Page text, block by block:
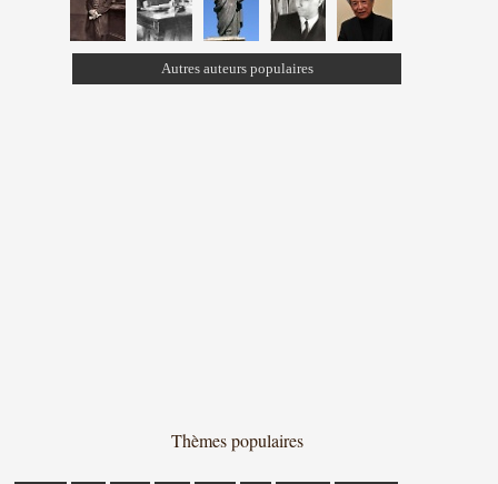
Autres auteurs populaires
Thèmes populaires